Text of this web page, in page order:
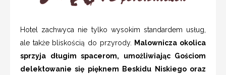
Hotel zachwyca nie tylko wysokim standardem usług,
ale także bliskością do przyrody.
Malownicza okolica
sprzyja długim spacerom, umożliwiając Gościom
delektowanie się pięknem Beskidu Niskiego oraz